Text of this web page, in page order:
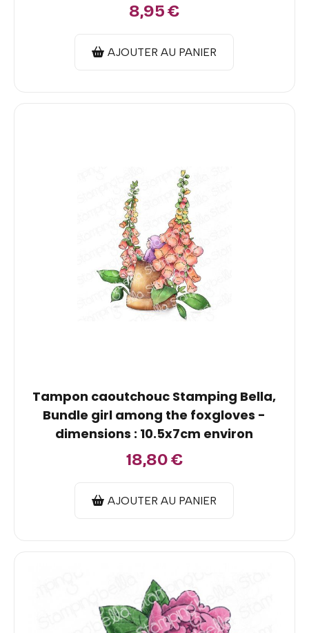
8,95€
AJOUTER AU PANIER
Tampon caoutchouc Stamping Bella,
Bundle girl among the foxgloves -
dimensions : 10.5x7cm environ
18,80€
AJOUTER AU PANIER